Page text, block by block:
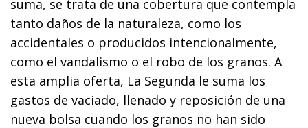
suma, se trata de una cobertura que contempla
tanto daños de la naturaleza, como los
accidentales o producidos intencionalmente,
como el vandalismo o el robo de los granos. A
esta amplia oferta, La Segunda le suma los
gastos de vaciado, llenado y reposición de una
nueva bolsa cuando los granos no han sido